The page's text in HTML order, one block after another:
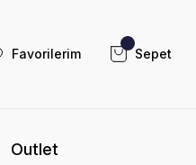
Favorilerim Sepet
Outlet